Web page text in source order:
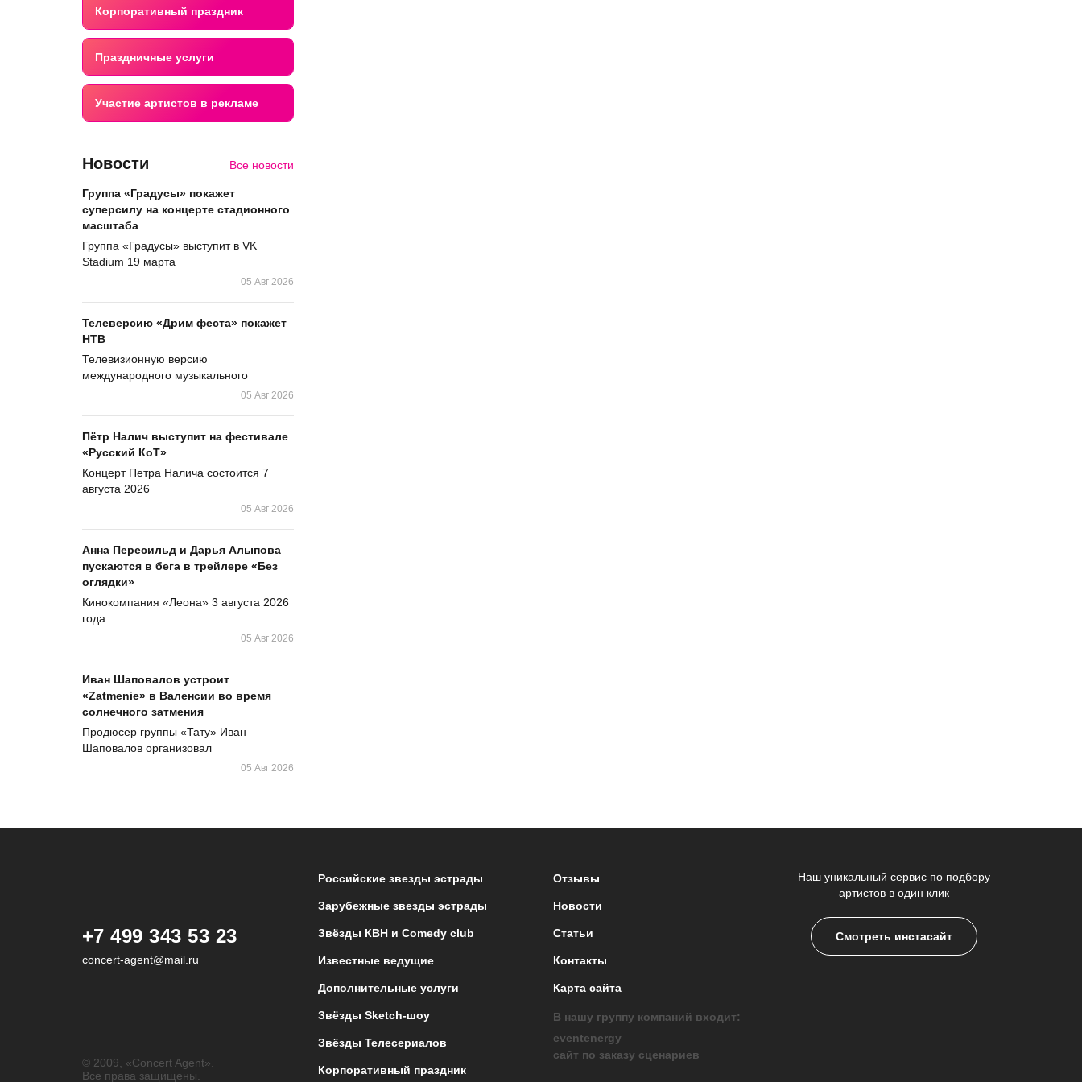
Корпоративный праздник
Праздничные услуги
Участие артистов в рекламе
Новости Все новости
Группа «Градусы» покажет
суперсилу на концерте стадионного
масштаба
Группа «Градусы» выступит в VK
Stadium 19 марта
05 Авг 2026
Телеверсию «Дрим феста» покажет
НТВ
Телевизионную версию
международного музыкального
05 Авг 2026
Пётр Налич выступит на фестивале
«Русский КоТ»
Концерт Петра Налича состоится 7
августа 2026
05 Авг 2026
Анна Пересильд и Дарья Алыпова
пускаются в бега в трейлере «Без
оглядки»
Кинокомпания «Леона» 3 августа 2026
года
05 Авг 2026
Иван Шаповалов устроит
«Zatmenie» в Валенсии во время
солнечного затмения
Продюсер группы «Тату» Иван
Шаповалов организовал
05 Авг 2026
+7 499 343 53 23
concert-agent@mail.ru
© 2009, «Concert Agent».
Все права защищены.
Российские звезды эстрады
Зарубежные звезды эстрады
Звёзды КВН и Comedy club
Известные ведущие
Дополнительные услуги
Звёзды Sketch-шоу
Звёзды Телесериалов
Корпоративный праздник
Отзывы
Новости
Статьи
Контакты
Карта сайта
Наш уникальный сервис по подбору
артистов в один клик
Смотреть инстасайт
В нашу группу компаний входит:
eventenergy
сайт по заказу сценариев